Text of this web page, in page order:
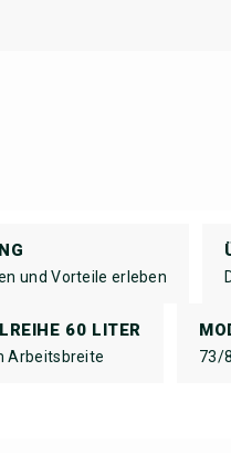
und Vorteile erleben
60 LITER
Arbeitsbreite 73/